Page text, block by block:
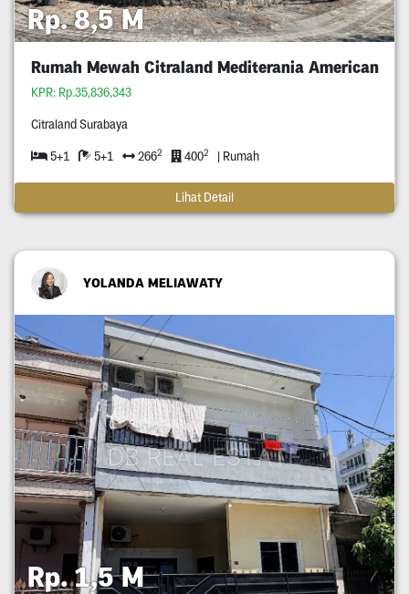
Rp. 8,5 M
Rumah Mewah Citraland Mediterania American
KPR: Rp.35,836,343
Citraland Surabaya
5+1 5+1 2662 4002 | Rumah
Lihat Detail
YOLANDA MELIAWATY
Rp. 1,5 M